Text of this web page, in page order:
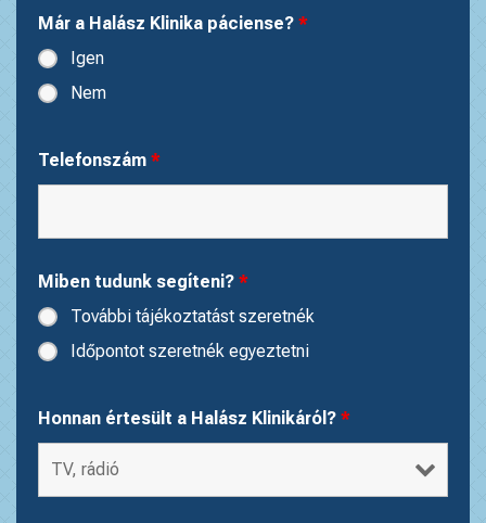
Már a Halász Klinika páciense? *
Igen
Nem
Telefonszám *
Miben tudunk segíteni? *
További tájékoztatást szeretnék
Időpontot szeretnék egyeztetni
Honnan értesült a Halász Klinikáról? *